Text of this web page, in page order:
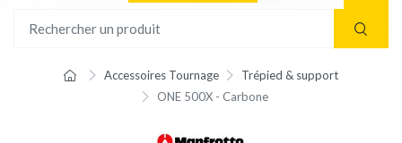
Accessoires Tournage
Trépied & support
ONE 500X - Carbone